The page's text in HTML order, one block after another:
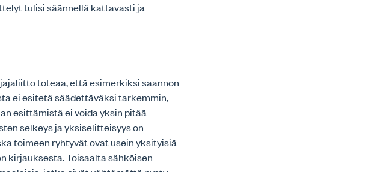
tulisi säännellä kattavasti ja
toteaa, että esimerkiksi saannon
ei esitetä säädettäväksi tarkemmin,
esittämistä ei voida yksin pitää
selkeys ja yksiselitteisyys on
toimeen ryhtyvät ovat usein yksityisiä
kirjauksesta. Toisaalta sähköisen